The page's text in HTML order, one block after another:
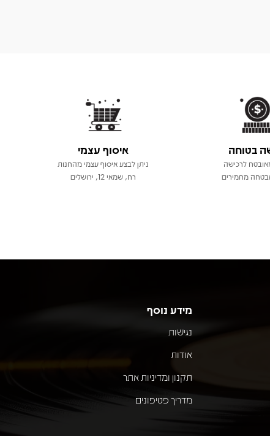
בטוחה
לרכישה
מחמירים
איסוף עצמי
ניתן לבצע איסוף עצמי מהחנות
רח, שמאי 12, ירושלים
מידע נוסף
נגישות
אודות
תקנון ומדיניות אתר
מדריך פטיפונים